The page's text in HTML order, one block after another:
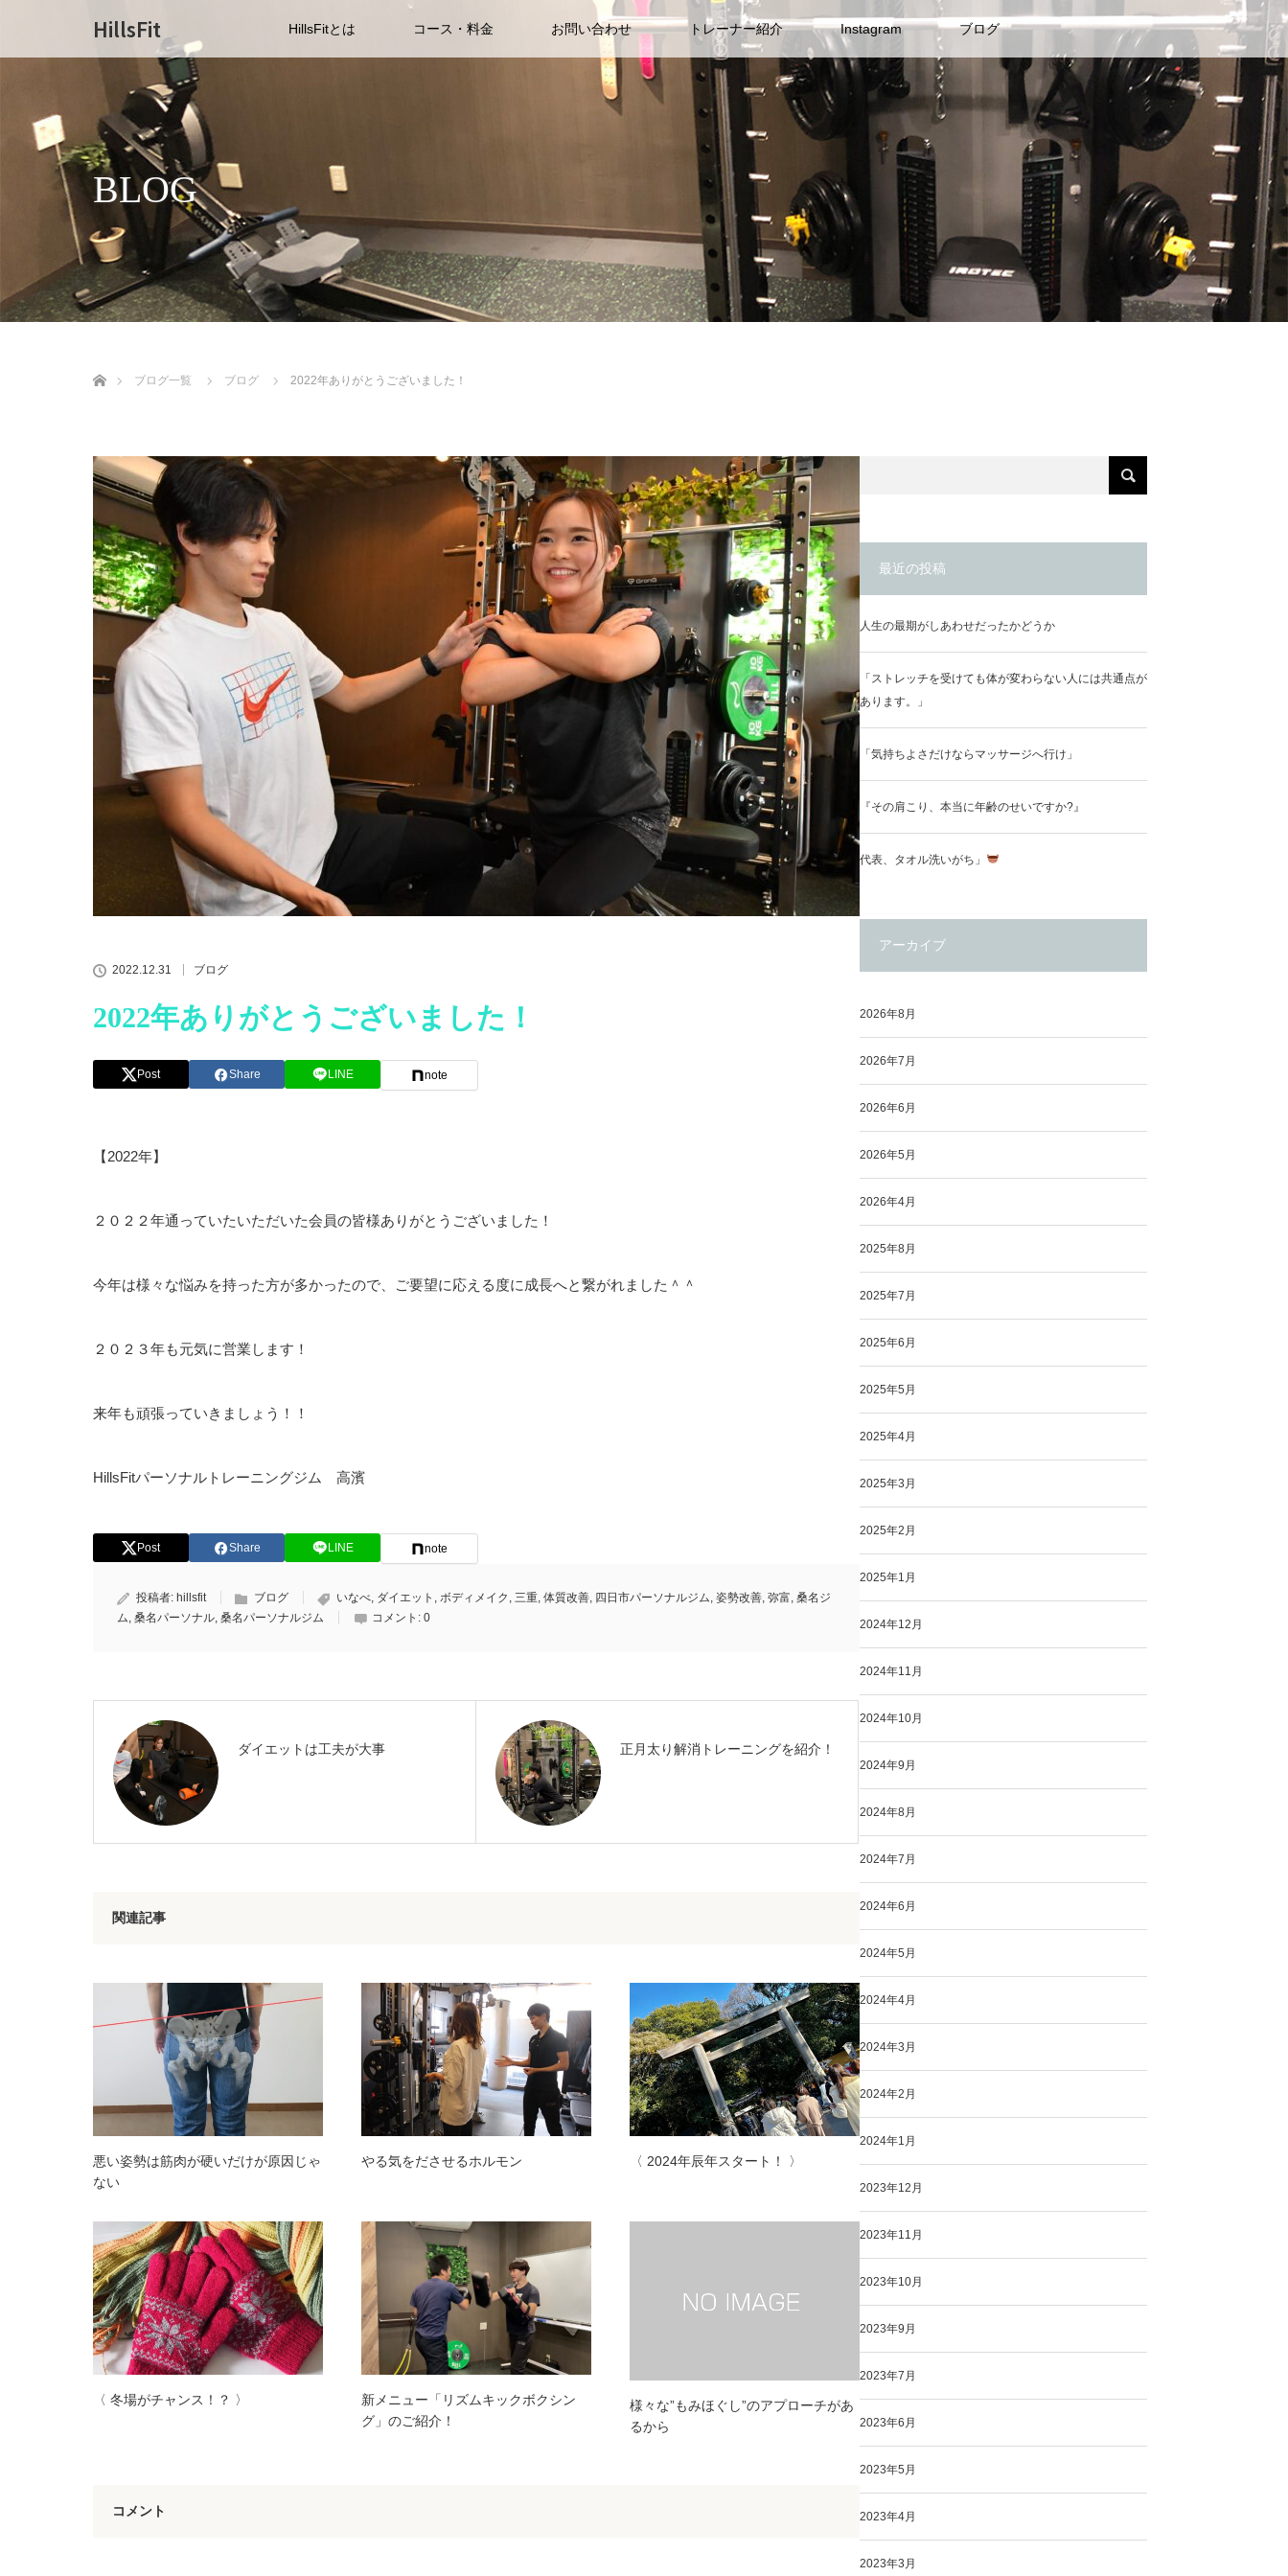
HillsFit HillsFitとは コース・料金 お問い合わせ トレーナー紹介 Instagram ブログ
BLOG
ブログ一覧
ブログ 2022年ありがとうございました！
2022.12.31 ブログ
2022年ありがとうございました！
Post Share LINE note
【2022年】
２０２２年通っていたいただいた会員の皆様ありがとうございました！
今年は様々な悩みを持った方が多かったので、ご要望に応える度に成長へと繋がれました＾＾
２０２３年も元気に営業します！
来年も頑張っていきましょう！！
HillsFitパーソナルトレーニングジム 高濱
Post Share LINE note
投稿者: hillsfit ブログ いなべ, ダイエット , ボディメイク , 三重, 体質改善, 四日市パーソナルジム, 姿勢改善, 弥富, 桑名ジ
ム, 桑名パーソナル, 桑名パーソナルジム コメント: 0
ダイエットは工夫が大事 正月太り解消トレーニングを紹介！
関連記事
悪い姿勢は筋肉が硬いだけが原因じゃ
ない
やる気をださせるホルモン 〈 2024年辰年スタート！ 〉
〈 冬場がチャンス！？ 〉
新メニュー「リズムキックボクシン
グ」のご紹介！
様々な”もみほぐし”のアプローチがあ
るから
コメント
最近の投稿
人生の最期がしあわせだったかどうか
「ストレッチを受けても体が変わらない人には共通点が
あります。」
「気持ちよさだけならマッサージへ行け」
『その肩こり、本当に年齢のせいですか?』
代表、タオル洗いがち」
アーカイブ
2026年8月
2026年7月
2026年6月
2026年5月
2026年4月
2025年8月
2025年7月
2025年6月
2025年5月
2025年4月
2025年3月
2025年2月
2025年1月
2024年12月
2024年11月
2024年10月
2024年9月
2024年8月
2024年7月
2024年6月
2024年5月
2024年4月
2024年3月
2024年2月
2024年1月
2023年12月
2023年11月
2023年10月
2023年9月
2023年7月
2023年6月
2023年5月
2023年4月
2023年3月